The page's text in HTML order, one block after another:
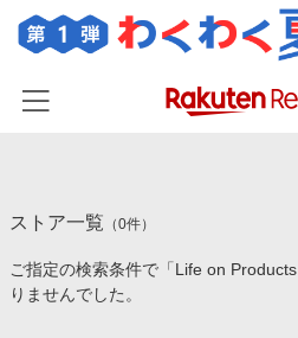
カテゴリー一覧
百貨店・総合ECモール
イベント一覧
ストア一覧 （0件）
ご指定の検索条件で「Life on
りませんでした。